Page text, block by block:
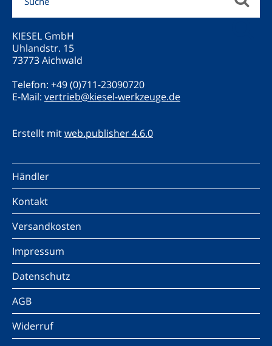
KIESEL GmbH
Uhlandstr. 15
73773 Aichwald
Telefon: +49 (0)711-23090720
E-Mail: vertrieb@kiesel-werkzeuge.de
Erstellt mitweb.publisher 4.6.0
Händler
Kontakt
Versandkosten
Impressum
Datenschutz
AGB
Widerruf